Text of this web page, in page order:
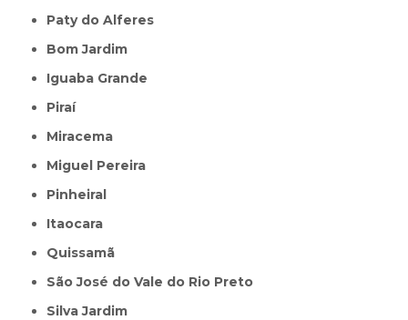
Paty do Alferes
Bom Jardim
Iguaba Grande
Piraí
Miracema
Miguel Pereira
Pinheiral
Itaocara
Quissamã
São José do Vale do Rio Preto
Silva Jardim